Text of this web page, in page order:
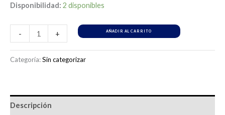
Disponibilidad: 2 disponibles
- + AÑADIR AL CARRITO
Categoría:Sin categorizar
Descripción